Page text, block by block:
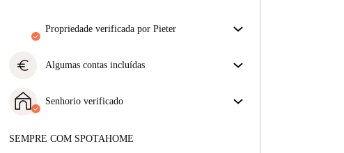
propriedade verificada por Pieter
obtém exatamente o que vê no anúncio.
euro Algumas contas incluídas
Verifica a descrição do anúncio para ver quais as
despesas estão incluídas na tua renda e quais terás de
Senhorio verificado
Mais sobre este senhorio
SEMPRE COM SPOTAHOME